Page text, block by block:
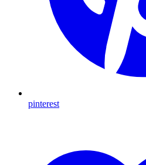
pinterest